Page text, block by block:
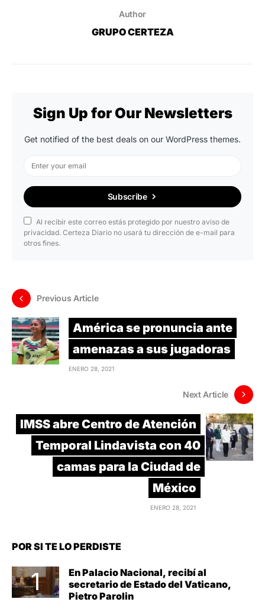
Author
GRUPO CERTEZA
Sign Up for Our Newsletters
Get notified of the best deals on our WordPress themes.
Subscribe
Al recibir este correo estás protegido por nuestro aviso de
privacidad. Certeza Diario no usará tu dirección de e-mail para
otros fines.
Previous Article
América se pronuncia ante
amenazas a sus jugadoras
ENERO 28, 2021
Next Article
IMSS abre Centro de Atención
Temporal Lindavista con 40
camas para la Ciudad de
México
ENERO 28, 2021
POR SI TE LO PERDISTE
En Palacio Nacional, recibí al
secretario de Estado del Vaticano,
Pietro Parolin